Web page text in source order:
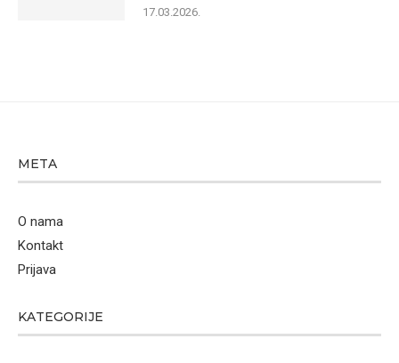
17.03.2026.
META
O nama
Kontakt
Prijava
KATEGORIJE